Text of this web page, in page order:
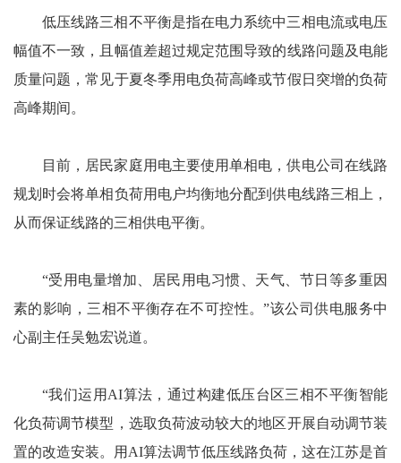
低压线路三相不平衡是指在电力系统中三相电流或电压
幅值不一致，且幅值差超过规定范围导致的线路问题及电能
质量问题，常见于夏冬季用电负荷高峰或节假日突增的负荷
高峰期间。
目前，居民家庭用电主要使用单相电，供电公司在线路
规划时会将单相负荷用电户均衡地分配到供电线路三相上，
从而保证线路的三相供电平衡。
“受用电量增加、居民用电习惯、天气、节日等多重因
素的影响，三相不平衡存在不可控性。”该公司供电服务中
心副主任吴勉宏说道。
“我们运用AI算法，通过构建低压台区三相不平衡智能
化负荷调节模型，选取负荷波动较大的地区开展自动调节装
置的改造安装。用AI算法调节低压线路负荷，这在江苏是首